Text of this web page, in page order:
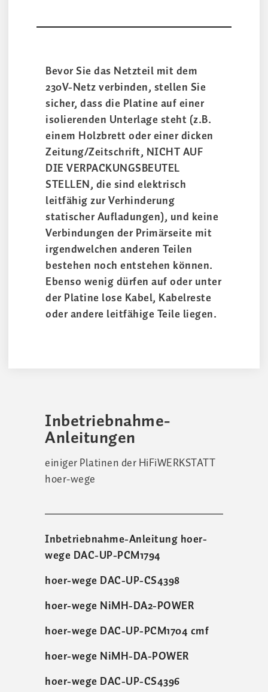
Bevor Sie das Netzteil mit dem
230V-Netz verbinden, stellen Sie
sicher, dass die Platine auf einer
isolierenden Unterlage steht (z.B.
einem Holzbrett oder einer dicken
Zeitung/Zeitschrift, NICHT AUF
DIE VERPACKUNGSBEUTEL
STELLEN, die sind elektrisch
leitfähig zur Verhinderung
statischer Aufladungen), und keine
Verbindungen der Primärseite mit
irgendwelchen anderen Teilen
bestehen noch entstehen können.
Ebenso wenig dürfen auf oder unter
der Platine lose Kabel, Kabelreste
oder andere leitfähige Teile liegen.
Inbetriebnahme-
Anleitungen
einiger Platinen der HiFiWERKSTATT
hoer-wege
Inbetriebnahme-Anleitung hoer-
wege DAC-UP-PCM1794
hoer-wege DAC-UP-CS4398
hoer-wege NiMH-DA2-POWER
hoer-wege DAC-UP-PCM1704 cmf
hoer-wege NiMH-DA-POWER
hoer-wege DAC-UP-CS4396